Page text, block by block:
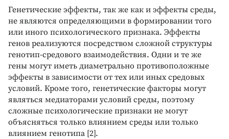
Генетические эффекты, так же как и эффекты среды,
не являются определяющими в формировании того
или иного психологического признака. Эффекты
генов реализуются посредством сложной структуры
генотип-средового взаимодействия. Одни и те же
гены могут иметь диаметрально противоположные
эффекты в зависимости от тех или иных средовых
условий. Кроме того, генетические факторы могут
являться медиаторами условий среды, поэтому
сложные психологические признаки не могут
объясняться только влиянием среды или только
влиянием генотипа [2].